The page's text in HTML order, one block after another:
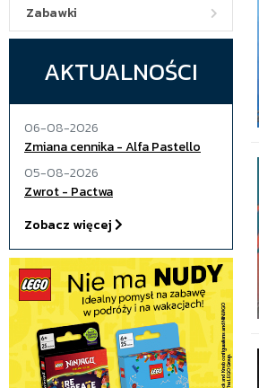
Zabawki
AKTUALNOŚCI
06-08-2026
Zmiana cennika - Alfa Pastello
05-08-2026
Zwrot - Pactwa
Zobacz więcej